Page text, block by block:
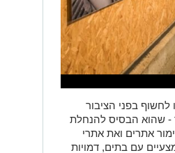
יותר מ-30 שנה, ומטרתו לחשוף בפני הציבור
- שהוא הבסיס להנחלת
אתרים ואת אתרי
עם בתים, דמויות